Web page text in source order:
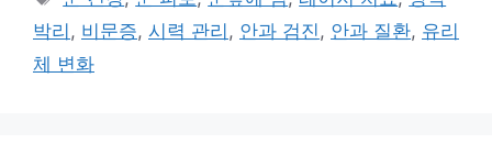
리
그
박리 , 비문증, 시력 관리 , 안과 검진 , 안과 질환, 유리
체 변화